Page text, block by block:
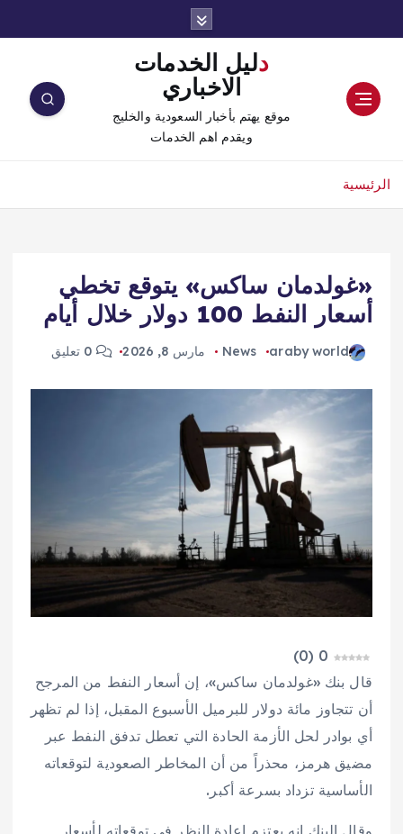
دليل الخدمات
الاخباري
موقع يهتم بأخبار السعودية والخليج
ويقدم اهم الخدمات
الرئيسية
«غولدمان ساكس» يتوقع تخطي
أسعار النفط 100 دولار خلال أيام
araby world
News مارس 8, 2026
0
(
0
)
قال بنك «غولدمان ساكس»، إن أسعار النفط من المرجح
أن تتجاوز مائة دولار للبرميل الأسبوع المقبل، إذا لم تظهر
أي بوادر لحل الأزمة الحادة التي تعطل تدفق النفط عبر
مضيق هرمز، محذراً من أن المخاطر الصعودية لتوقعاته
الأساسية تزداد بسرعة أكبر.
وقال البنك إنه يعتزم إعادة النظر في توقعاته لأسعار